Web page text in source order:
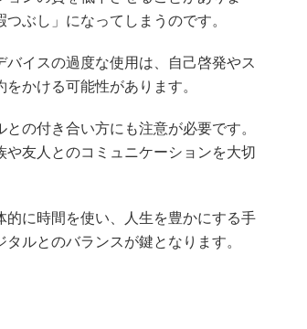
ぶし」になってしまうのです。
イスの過度な使用は、自己啓発やス
かける可能性があります。
の付き合い方にも注意が必要です。
友人とのコミュニケーションを大切
に時間を使い、人生を豊かにする手
ルとのバランスが鍵となります。